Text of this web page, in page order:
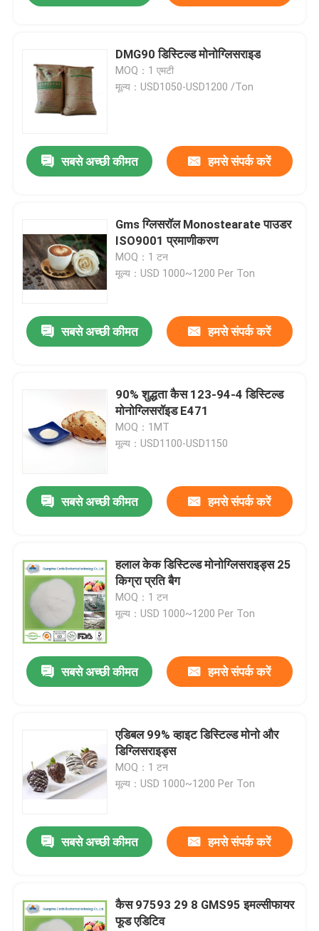
घर
वीडियो
हमारे बारे में
कारखाना भ्रमण
DMG90 डिस्टिल्ड मोनोग्लिसराइड
MOQ：1 एमटी
मूल्य：USD1050-USD1200 /Ton
सबसे अच्छी कीमत हमसे संपर्क करें
Gms ग्लिसरॉल Monostearate पाउडर
ISO9001 प्रमाणीकरण
MOQ：1 टन
मूल्य：USD 1000~1200 Per Ton
सबसे अच्छी कीमत हमसे संपर्क करें
90% शुद्धता कैस 123-94-4 डिस्टिल्ड
मोनोग्लिसरॉइड E471
MOQ：1MT
मूल्य：USD1100-USD1150
सबसे अच्छी कीमत हमसे संपर्क करें
हलाल केक डिस्टिल्ड मोनोग्लिसराइड्स 25
किग्रा प्रति बैग
MOQ：1 टन
मूल्य：USD 1000~1200 Per Ton
सबसे अच्छी कीमत हमसे संपर्क करें
एडिबल 99% व्हाइट डिस्टिल्ड मोनो और
डिग्लिसराइड्स
MOQ：1 टन
मूल्य：USD 1000~1200 Per Ton
सबसे अच्छी कीमत हमसे संपर्क करें
कैस 97593 29 8 GMS95 इमल्सीफायर
फूड एडिटिव